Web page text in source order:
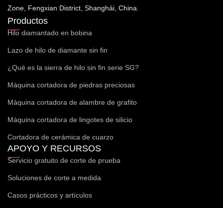
Zone, Fengxian District, Shanghái, China.
Productos
Hilo diamantado en bobina
Lazo de hilo de diamante sin fin
¿Qué es la sierra de hilo sin fin serie SG?
Máquina cortadora de piedras preciosas
Máquina cortadora de alambre de grafito
Máquina cortadora de lingotes de silicio
Cortadora de cerámica de cuarzo
APOYO Y RECURSOS
Servicio gratuito de corte de prueba
Soluciones de corte a medida
Casos prácticos y artículos